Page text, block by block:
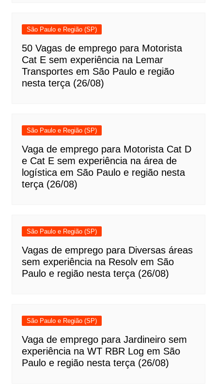
São Paulo e Região (SP)
50 Vagas de emprego para Motorista
Cat E sem experiência na Lemar
Transportes em São Paulo e região
nesta terça (26/08)
São Paulo e Região (SP)
Vaga de emprego para Motorista Cat D
e Cat E sem experiência na área de
logística em São Paulo e região nesta
terça (26/08)
São Paulo e Região (SP)
Vagas de emprego para Diversas áreas
sem experiência na Resolv em São
Paulo e região nesta terça (26/08)
São Paulo e Região (SP)
Vaga de emprego para Jardineiro sem
experiência na WT RBR Log em São
Paulo e região nesta terça (26/08)